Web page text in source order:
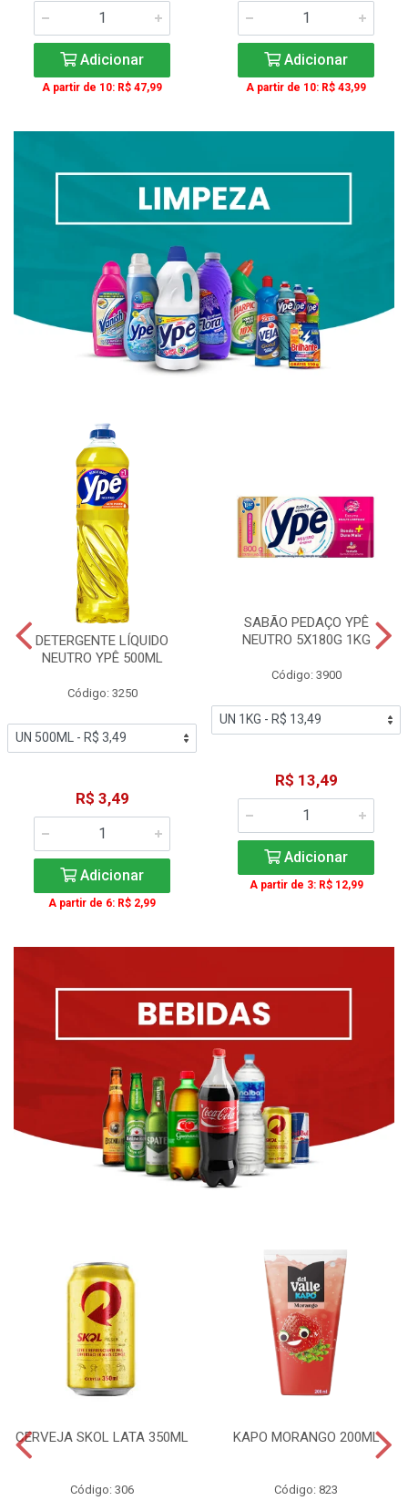
Adicionar
A partir de 10: R$ 47,99
Adicionar
A partir de 10: R$ 43,99
DETERGENTE LÍQUIDO
NEUTRO YPÊ 500ML
Código: 3250
R$ 3,49
Adicionar
A partir de 6: R$ 2,99
SABÃO PEDAÇO YPÊ
NEUTRO 5X180G 1KG
Código: 3900
R$ 13,49
Adicionar
A partir de 3: R$ 12,99
CERVEJA SKOL LATA 350ML
Código: 306
KAPO MORANGO 200ML
Código: 823